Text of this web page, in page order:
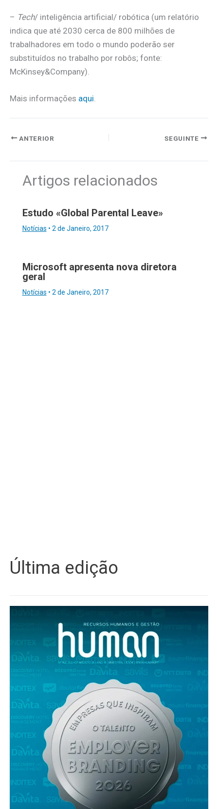
– Tech/ inteligência artificial/ robótica (um relatório
indica que até 2030 cerca de 800 milhões de
trabalhadores em todo o mundo poderão ser
substituídos no trabalho por robôs; fonte:
McKinsey&Company).
Mais informações aqui.
ANTERIOR SEGUINTE
Artigos relacionados
Estudo «Global Parental Leave»
Notícias • 2 de Janeiro, 2017
Microsoft apresenta nova diretora
geral
Notícias • 2 de Janeiro, 2017
Última edição